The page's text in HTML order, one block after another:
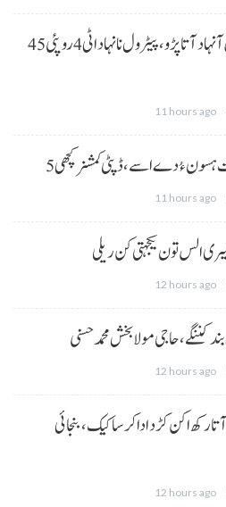
حکومت نا کنڈ آن پیٹرولیم نا پوسکن آ نہاد آتا پڑو،پیٹرول نا نہاد اٹی 4 روپئی 45
11 hours ago
است ہسون ءُ دے اسے،ڈپٹی کمشنر کچھی
11 hours ago
الس تون یکجہتی کن ریلی
12 hours ago
کننگے، حاجی مولا بخش محمد حسنی
12 hours ago
رکھ اکن کڑد ادا کرسا کیک ،بنجائی
12 hours ago